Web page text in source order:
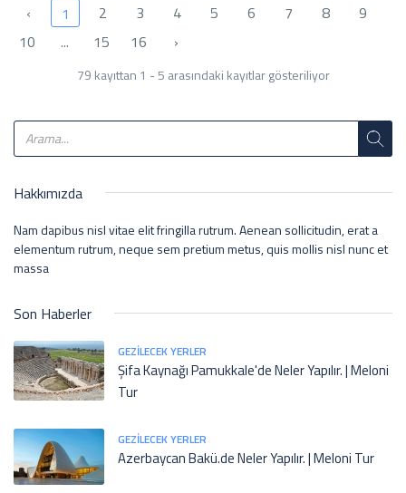
‹ 1 2 3 4 5 6 7 8
9
10
... 15 16 ›
79 kayıttan 1 - 5 arasındaki kayıtlar gösteriliyor
Hakkımızda
Nam dapibus nisl vitae elit fringilla rutrum. Aenean sollicitudin, erat a
elementum rutrum, neque sem pretium metus, quis mollis nisl nunc et
massa
Son Haberler
GEZILECEK YERLER
Şifa Kaynağı Pamukkale'de Neler Yapılır. | Meloni
Tur
GEZILECEK YERLER
Azerbaycan Bakü.de Neler Yapılır. | Meloni Tur